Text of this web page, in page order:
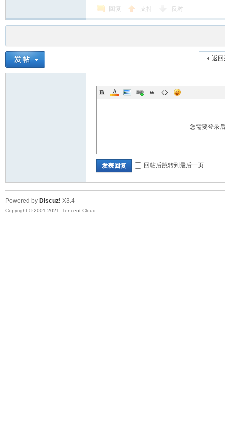
回复 支持 反对
返
您需要登录
发表回复 回帖后跳转到最后一页
Powered by Discuz! X3.4
Copyright © 2001-2021, Tencent Cloud.